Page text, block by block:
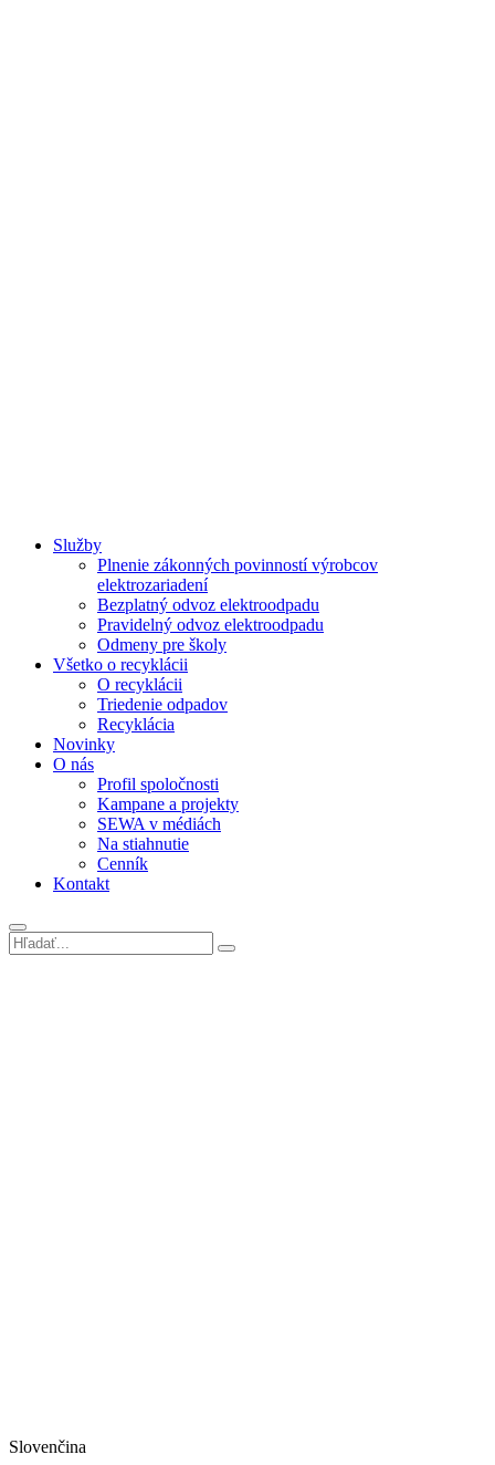
Služby
Plnenie zákonných povinností výrobcov
elektrozariadení
Bezplatný odvoz elektroodpadu
Pravidelný odvoz elektroodpadu
Odmeny pre školy
Všetko o recyklácii
O recyklácii
Triedenie odpadov
Recyklácia
Novinky
O nás
Profil spoločnosti
Kampane a projekty
SEWA v médiách
Na stiahnutie
Cenník
Kontakt
Slovenčina